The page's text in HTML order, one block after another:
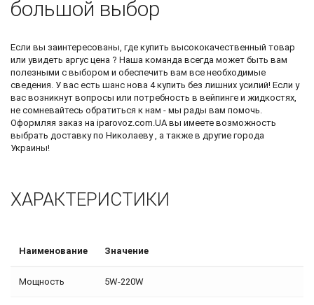
большой выбор
Если вы заинтересованы, где купить высококачественный товар
или увидеть аргус цена ? Наша команда всегда может быть вам
полезными с выбором и обеспечить вам все необходимые
сведения. У вас есть шанс нова 4 купить без лишних усилий! Если у
вас возникнут вопросы или потребность в вейпинге и жидкостях,
не сомневайтесь обратиться к нам - мы рады вам помочь.
Оформляя заказ на iparovoz.com.UA вы имеете возможность
выбрать доставку по Николаеву , а также в другие города
Украины!
ХАРАКТЕРИСТИКИ
Наименование Значение
Мощность 5W-220W